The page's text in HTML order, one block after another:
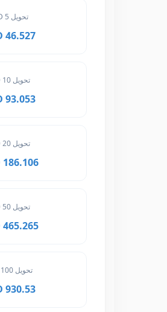
تحويل 5 USD
46.527 MAD
93.053 MAD
186.106 MAD
465.265 MAD
تحويل 100 USD
930.53 MAD